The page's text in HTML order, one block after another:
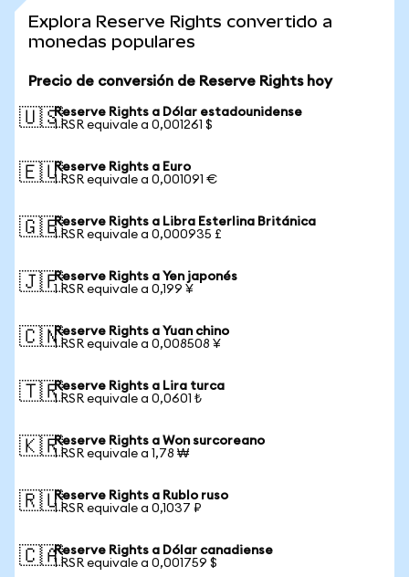
Explora Reserve Rights convertido a
monedas populares
Precio de conversión de Reserve Rights hoy
🇺🇸Reserve Rights a Dólar estadounidense
1 RSR equivale a 0,001261 $
🇪🇺Reserve Rights a Euro
1 RSR equivale a 0,001091 €
🇬🇧Reserve Rights a Libra Esterlina Británica
1 RSR equivale a 0,000935 £
🇯🇵Reserve Rights a Yen japonés
1 RSR equivale a 0,199 ¥
🇨🇳Reserve Rights a Yuan chino
1 RSR equivale a 0,008508 ¥
🇹🇷Reserve Rights a Lira turca
1 RSR equivale a 0,0601 ₺
🇰🇷Reserve Rights a Won surcoreano
1 RSR equivale a 1,78 ₩
🇷🇺Reserve Rights a Rublo ruso
1 RSR equivale a 0,1037 ₽
🇨🇦Reserve Rights a Dólar canadiense
1 RSR equivale a 0,001759 $